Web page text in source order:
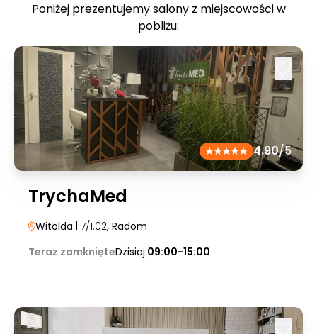
Poniżej prezentujemy salony z miejscowości w
pobliżu:
4.90/5
TrychaMed
Witolda | 7/1.02, Radom
Teraz zamknięteDzisiaj:09:00-15:00